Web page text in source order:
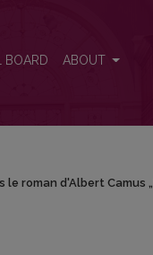
BOARD ABOUT
roman d'Albert Camus